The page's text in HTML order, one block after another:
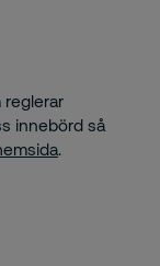
reglerar
innebörd så
.